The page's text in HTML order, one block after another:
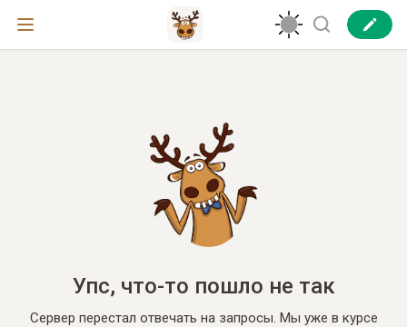
Упс, что-то пошло не так
Сервер перестал отвечать на запросы. Мы уже в курсе